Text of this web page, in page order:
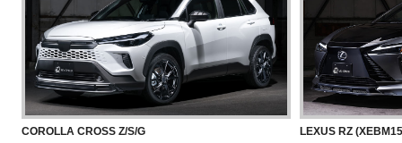
COROLLA CROSS Z/S/G
LEXUS RZ